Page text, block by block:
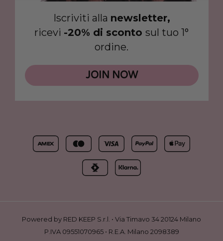
Iscriviti alla newsletter,
ricevi -20% di sconto sul tuo 1°
ordine.
JOIN NOW
Powered by RED KEEP S.r.l. • Via Timavo 34 20124 Milano
P.IVA 09551070965 • R.E.A. Milano 2098389